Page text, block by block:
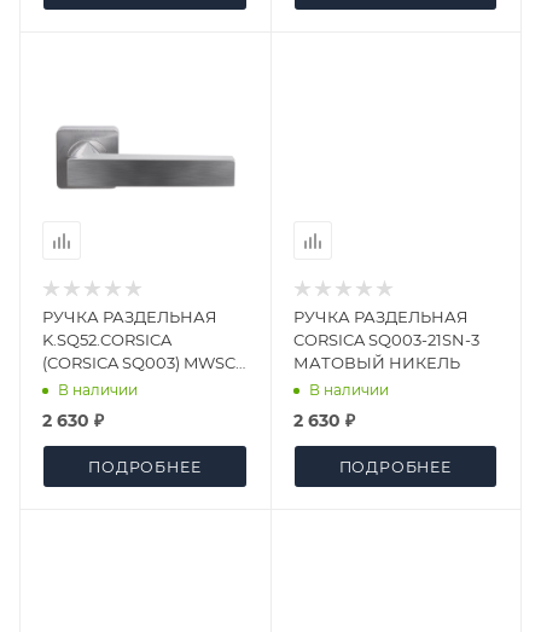
РУЧКА РАЗДЕЛЬНАЯ
K.SQ52.CORSICA
(CORSICA SQ003) MWSC-
33 ИТАЛЬЯНСКИЙ
В наличии
2 630 ₽
ПОДРОБНЕЕ
РУЧКА РАЗДЕЛЬНАЯ
CORSICA SQ003-21SN-3
МАТОВЫЙ НИКЕЛЬ
В наличии
2 630 ₽
ПОДРОБНЕЕ